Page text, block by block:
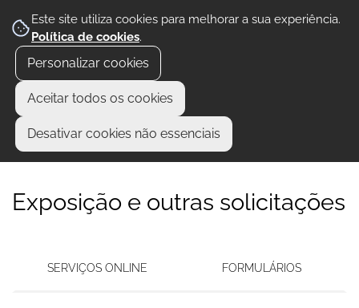
Este site utiliza cookies para melhorar a sua experiência.
Política de cookies.
Personalizar cookies
Aceitar todos os cookies
Desativar cookies não essenciais
Exposição e outras solicitações
SERVIÇOS ONLINE FORMULÁRIOS